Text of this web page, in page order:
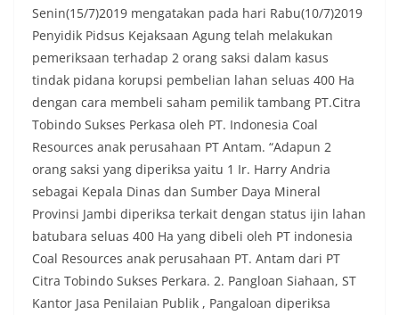
Senin(15/7)2019 mengatakan pada hari Rabu(10/7)2019
Penyidik Pidsus Kejaksaan Agung telah melakukan
pemeriksaan terhadap 2 orang saksi dalam kasus
tindak pidana korupsi pembelian lahan seluas 400 Ha
dengan cara membeli saham pemilik tambang PT.Citra
Tobindo Sukses Perkasa oleh PT. Indonesia Coal
Resources anak perusahaan PT Antam. “Adapun 2
orang saksi yang diperiksa yaitu 1 Ir. Harry Andria
sebagai Kepala Dinas dan Sumber Daya Mineral
Provinsi Jambi diperiksa terkait dengan status ijin lahan
batubara seluas 400 Ha yang dibeli oleh PT indonesia
Coal Resources anak perusahaan PT. Antam dari PT
Citra Tobindo Sukses Perkara. 2. Pangloan Siahaan, ST
Kantor Jasa Penilaian Publik , Pangaloan diperiksa